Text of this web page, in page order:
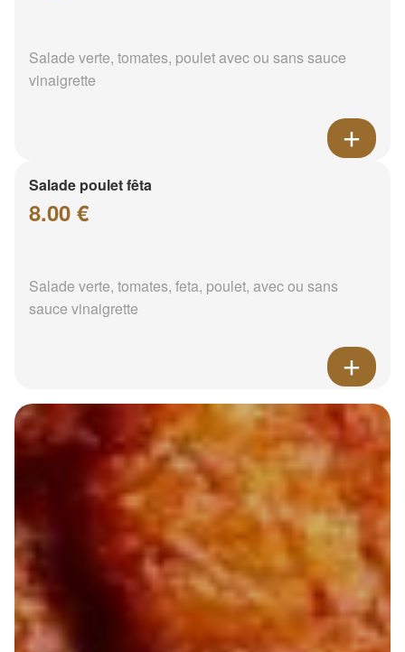
Salade verte, tomates, poulet avec ou sans sauce
vinaigrette
Salade poulet fêta
8.00 €
Salade verte, tomates, feta, poulet, avec ou sans
sauce vinaigrette